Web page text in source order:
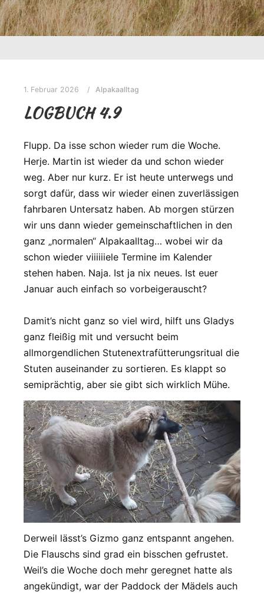
1. Februar 2026 Alpakaalltag
LOGBUCH 4.9
Flupp. Da isse schon wieder rum die Woche.
Herje. Martin ist wieder da und schon wieder
weg. Aber nur kurz. Er ist heute unterwegs und
sorgt dafür, dass wir wieder einen zuverlässigen
fahrbaren Untersatz haben. Ab morgen stürzen
wir uns dann wieder gemeinschaftlichen in den
ganz „normalen“ Alpakaalltag… wobei wir da
schon wieder viiiiiiele Termine im Kalender
stehen haben. Naja. Ist ja nix neues. Ist euer
Januar auch einfach so vorbeigerauscht?
Damit’s nicht ganz so viel wird, hilft uns Gladys
ganz fleißig mit und versucht beim
allmorgendlichen Stutenextrafütterungsritual die
Stuten auseinander zu sortieren. Es klappt so
semiprächtig, aber sie gibt sich wirklich Mühe.
Derweil lässt’s Gizmo ganz entspannt angehen.
Die Flauschs sind grad ein bisschen gefrustet.
Weil’s die Woche doch mehr geregnet hatte als
angekündigt, war der Paddock der Mädels auch